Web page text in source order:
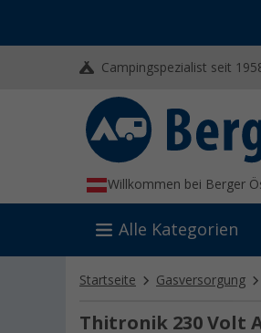
Campingspezialist seit
Willkommen bei Berger
Alle Kategorien
Startseite Gasversorgung
Thitronik 230 Volt